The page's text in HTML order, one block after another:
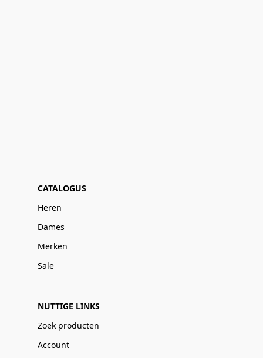
CATALOGUS
Heren
Dames
Merken
Sale
NUTTIGE LINKS
Zoek producten
Account